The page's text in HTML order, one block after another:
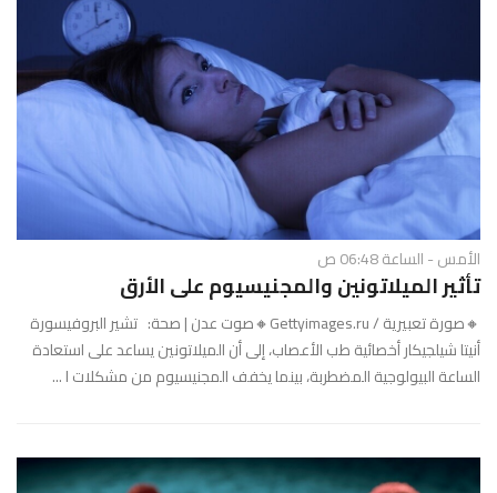
g
a
t
i
n
الأمس - الساعة 06:48 ص
تأثير الميلاتونين والمجنيسيوم على الأرق
🔸صورة تعبيرية / Gettyimages.ru🔸صوت عدن | صحة: تشير البروفيسورة
أنيتا شيلجيكار أخصائية طب الأعصاب، إلى أن الميلاتونين يساعد على استعادة
الساعة البيولوجية المضطربة، بينما يخفف المجنيسيوم من مشكلات ا ...